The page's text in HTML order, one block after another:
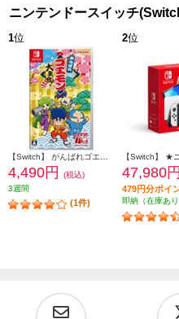
ニンテンドースイッチ
1位
4,490円
(税込)
3週間
(1件)
2位
47,980円
479円分ポイ
即納（在庫あり